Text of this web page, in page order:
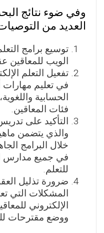
وفي ضوء نتائج
العديد من
توسيع برامج
الويب للمعاقين
تفعيل التعلم
في تعليم
الحسابية
فئات المعاقين.
التأكيد على
والذي يتضمن
خلال البرامج
في جميع مدارس
للتعلم.
ضرورة تذليل
المشكلات التي
الإلكتروني
ووضع مقترحات